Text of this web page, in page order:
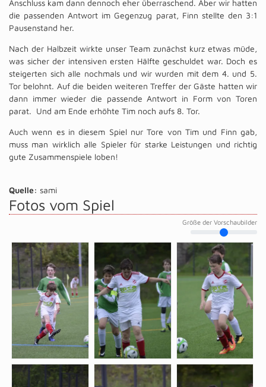
Anschluss kam dann dennoch eher überraschend. Aber wir hatten
die passenden Antwort im Gegenzug parat, Finn stellte den 3:1
Pausenstand her.
Nach der Halbzeit wirkte unser Team zunächst kurz etwas müde,
was sicher der intensiven ersten Hälfte geschuldet war. Doch es
steigerten sich alle nochmals und wir wurden mit dem 4. und 5.
Tor belohnt. Auf die beiden weiteren Treffer der Gäste hatten wir
dann immer wieder die passende Antwort in Form von Toren
parat. Und am Ende erhöhte Tim noch aufs 8. Tor.
Auch wenn es in diesem Spiel nur Tore von Tim und Finn gab,
muss man wirklich alle Spieler für starke Leistungen und richtig
gute Zusammenspiele loben!
Quelle: sami
Fotos vom Spiel
Größe der Vorschaubilder